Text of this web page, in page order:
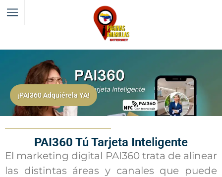
¡PAI360 Adquiérela YA!
PAI360 Tú Tarjeta Inteligente
El marketing digital PAI360 trata de alinear
las distintas áreas y canales que puede